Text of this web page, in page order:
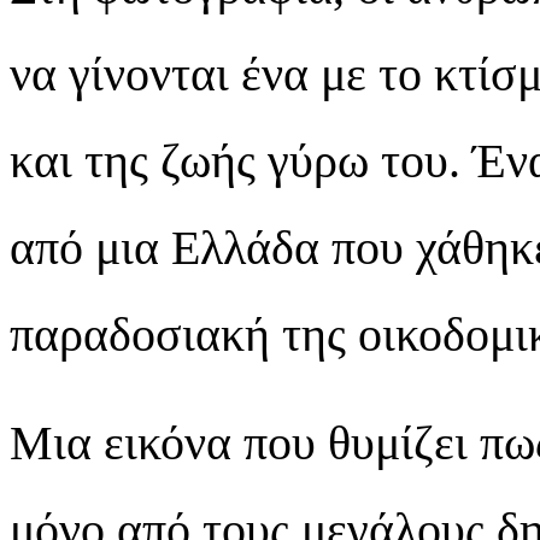
να γίνονται ένα με το
και της ζωής γύρω του.
από μια Ελλάδα που
παραδοσιακή της
Μια εικόνα που θυμίζει